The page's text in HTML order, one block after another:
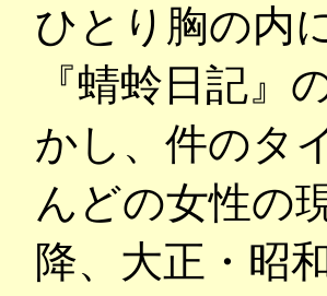
ひとり胸の内
『蜻蛉日記』
かし、件のタ
んどの女性の
降、大正・昭